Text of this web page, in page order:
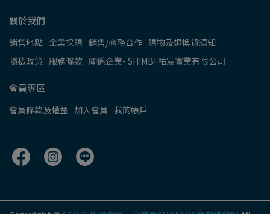
關於我們
銷售地點 企業採購 銷售/商務合作 購物及退換貨須知
隱私政策 服務條款 關係企業- SHIMBI 祐宸實業有限公司
會員專區
會員條款及權益 加入會員 我的帳戶